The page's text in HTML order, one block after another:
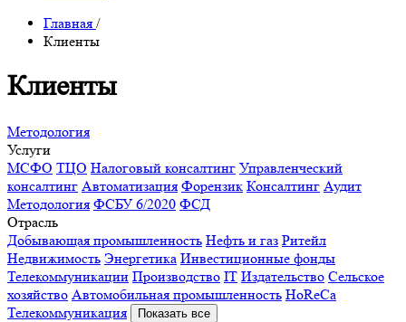
Главная /
Клиенты
Клиенты
Методология
Услуги
МСФО ТЦО Налоговый консалтинг Управленческий
консалтинг Автоматизация Форензик Консалтинг Аудит
Методология ФСБУ 6/2020 ФСД
Отрасль
Добывающая промышленность Нефть и газ Ритейл
Недвижимость Энергетика Инвестиционные фонды
Телекоммуникации Производство IT Издательство Сельское
хозяйство Автомобильная промышленность HoReCa
Телекоммуникация
Показать все